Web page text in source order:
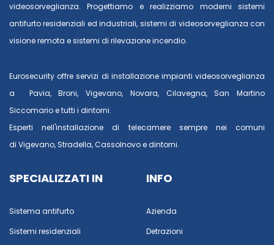
videosorveglianza. Progettiamo e realizziamo moderni sistemi
antifurto residenziali ed industriali, sistemi di videosorveglianza con
visione remota e sistemi di rilevazione incendio.
Eurosecurity offre servizi di installazione impianti videosorveglianza
a
Pavia,Broni, Vigevano, Novara, Cilavegna, San Martino
Siccomarioe tutti i dintorni.
Esperti nell'installazione di telecamere sempre nei comuni
di Vigevano, Stradella,Cassolnovoe dintorni.
SPECIALIZZATI IN
Sistema antifurto
Sistemi residenziali
INFO
Azienda
Detrazioni